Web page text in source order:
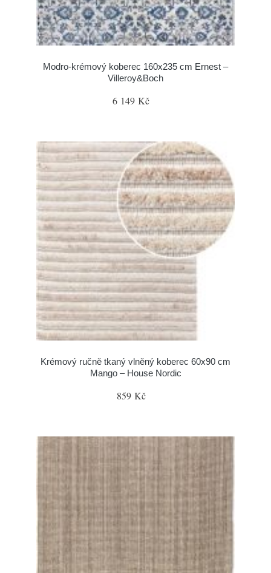
Modro-krémový koberec 160x235 cm Ernest –
Villeroy&Boch
6 149 Kč
Krémový ručně tkaný vlněný koberec 60x90 cm
Mango – House Nordic
859 Kč